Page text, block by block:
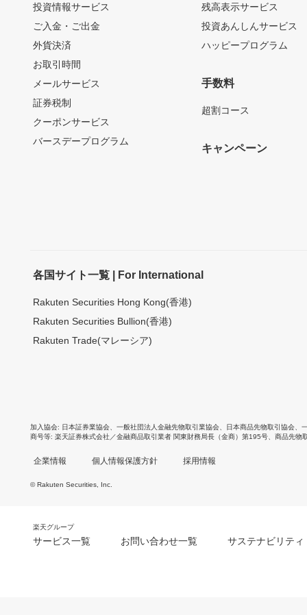
投資情報サービス
ご入金・ご出金
外貨決済
お取引時間
メールサービス
証券税制
クーポンサービス
バースデープログラム
残高表示サービス
投資あんしんサービス
ハッピープログラム
手数料
超割コース
キャンペーン
各国サイト一覧 | For International
Rakuten Securities Hong Kong(香港)
Rakuten Securities Bullion(香港)
Rakuten Trade(マレーシア)
加入協会 日本証券業協会 一般社団法人金融先物取引業協会 日本商品先物取引協会
商号等 楽天証券株式会社／金融商品取引業者 関東財務局長（金商）第195号、商品先物
企業情報 個人情報保護方針 採用情報
© Rakuten Securities, Inc.
楽天グループ
サービス一覧 お問い合わせ一覧 サステナビリティ